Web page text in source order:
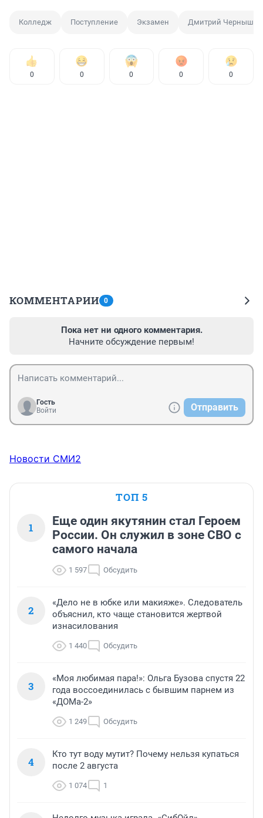
Колледж Поступление Экзамен Дмитрий
0 0 0 0 0
КОММЕНТАРИИ 0
Пока нет ни одного комментария.
Начните обсуждение первым!
Гость
Войти
Отправить
Новости СМИ2
ТОП 5
1
Еще один якутянин стал Героем
России. Он служил в зоне СВО с
самого начала
1 597 Обсудить
2
«Дело не в юбке или макияже». Следователь
объяснил, кто чаще становится жертвой
изнасилования
1 440 Обсудить
3
«Моя любимая пара!»: Ольга Бузова спустя 22
года воссоединилась с бывшим парнем из
«ДОМа-2»
1 249 Обсудить
4
Кто тут воду мутит? Почему нельзя купаться
после 2 августа
1 074 1